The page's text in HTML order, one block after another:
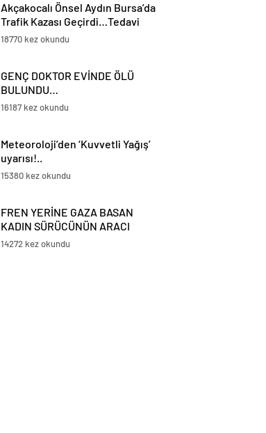
Akçakocalı Önsel Aydın Bursa’da
Trafik Kazası Geçirdi…Tedavi
Altına Alınan Gencin Hayati
18770 kez okundu
GENÇ DOKTOR EVİNDE ÖLÜ
BULUNDU…
16187 kez okundu
Meteoroloji’den ‘Kuvvetli Yağış’
uyarısı!..
15380 kez okundu
FREN YERİNE GAZA BASAN
KADIN SÜRÜCÜNÜN ARACI
KORKULUKLARDA ASILI KALDI
14272 kez okundu